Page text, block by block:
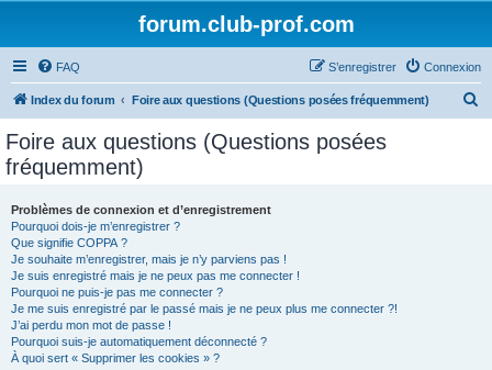
forum.club-prof.com
FAQ Connexion
S’enregistrer
Index du forum Foire aux questions (Questions posées fréquemment)
Foire aux questions (Questions posées
fréquemment)
Problèmes de connexion et d’enregistrement
Pourquoi dois-je m’enregistrer ?
Que signifie COPPA ?
Je souhaite m’enregistrer, mais je n’y parviens pas !
Je suis enregistré mais je ne peux pas me connecter !
Pourquoi ne puis-je pas me connecter ?
Je me suis enregistré par le passé mais je ne peux plus me connecter ?!
J’ai perdu mon mot de passe !
Pourquoi suis-je automatiquement déconnecté ?
À quoi sert « Supprimer les cookies » ?